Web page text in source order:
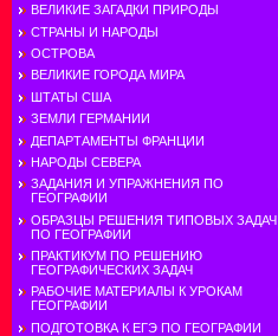
ВЕЛИКИЕ ЗАГАДКИ ПРИРОДЫ
СТРАНЫ И НАРОДЫ
ОСТРОВА
ВЕЛИКИЕ ГОРОДА МИРА
ШТАТЫ США
ЗЕМЛИ ГЕРМАНИИ
ДЕПАРТАМЕНТЫ ФРАНЦИИ
НАРОДЫ СЕВЕРА
ЗАДАНИЯ И УПРАЖНЕНИЯ ПО
ГЕОГРАФИИ
ОБРАЗЦЫ РЕШЕНИЯ ТИПОВЫХ ЗАДАЧ
ПО ГЕОГРАФИИ
ПРАКТИКУМ ПО РЕШЕНИЮ
ГЕОГРАФИЧЕСКИХ ЗАДАЧ
РАБОЧИЕ МАТЕРИАЛЫ К УРОКАМ
ГЕОГРАФИИ
ПОДГОТОВКА К ЕГЭ ПО ГЕОГРАФИИ